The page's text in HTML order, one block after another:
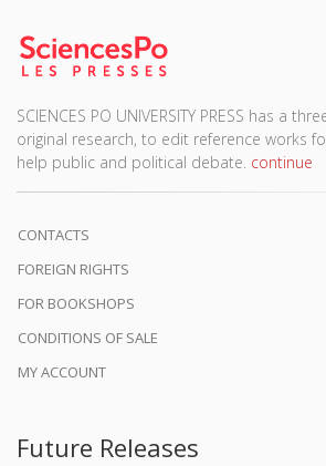
SCIENCES PO UNIVERSITY PRESS has a
original research, to edit reference works
help public and political debate. continue
CONTACTS
FOREIGN RIGHTS
FOR BOOKSHOPS
CONDITIONS OF SALE
MY ACCOUNT
Future Releases